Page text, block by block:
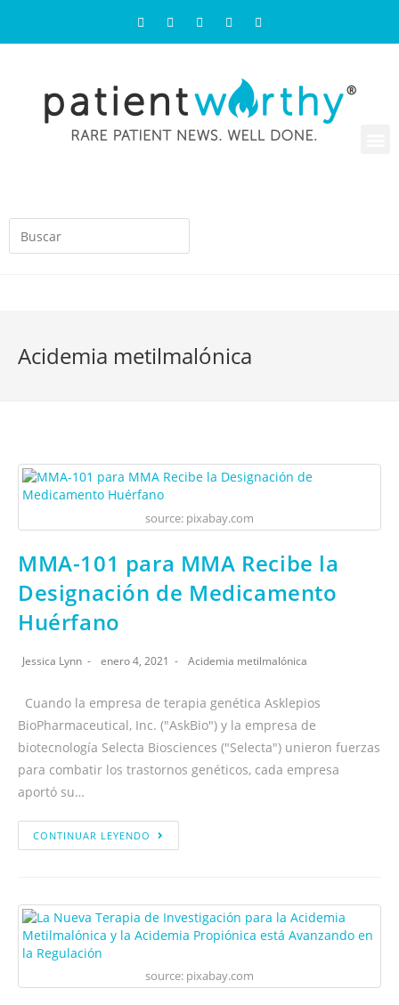
Acidemia metilmalónica
source: pixabay.com
MMA-101 para MMA Recibe la
Designación de Medicamento
Huérfano
Jessica Lynn enero 4, 2021 Acidemia metilmalónica
Cuando la empresa de terapia genética Asklepios
BioPharmaceutical, Inc. ("AskBio") y la empresa de
biotecnología Selecta Biosciences ("Selecta") unieron fuerzas
para combatir los trastornos genéticos, cada empresa
aportó su…
CONTINUAR LEYENDO
source: pixabay.com